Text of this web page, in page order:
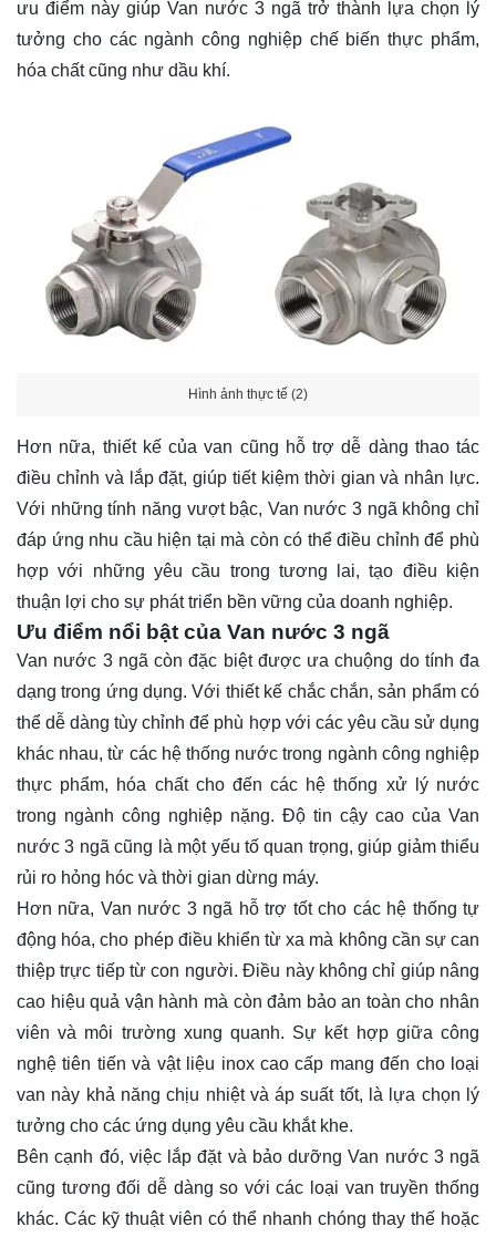
ưu điểm này giúp Van nước 3 ngã trở thành lựa chọn lý
tưởng cho các ngành công nghiệp chế biến thực phẩm,
hóa chất cũng như dầu khí.
Hình ảnh thực tế (2)
Hơn nữa, thiết kế của van cũng hỗ trợ dễ dàng thao tác
điều chỉnh và lắp đặt, giúp tiết kiệm thời gian và nhân lực.
Với những tính năng vượt bậc, Van nước 3 ngã không chỉ
đáp ứng nhu cầu hiện tại mà còn có thể điều chỉnh để phù
hợp với những yêu cầu trong tương lai, tạo điều kiện
thuận lợi cho sự phát triển bền vững của doanh nghiệp.
Ưu điểm nổi bật của Van nước 3 ngã
Van nước 3 ngã còn đặc biệt được ưa chuộng do tính đa
dạng trong ứng dụng. Với thiết kế chắc chắn, sản phẩm có
thể dễ dàng tùy chỉnh để phù hợp với các yêu cầu sử dụng
khác nhau, từ các hệ thống nước trong ngành công nghiệp
thực phẩm, hóa chất cho đến các hệ thống xử lý nước
trong ngành công nghiệp nặng. Độ tin cậy cao của Van
nước 3 ngã cũng là một yếu tố quan trọng, giúp giảm thiểu
rủi ro hỏng hóc và thời gian dừng máy.
Hơn nữa, Van nước 3 ngã hỗ trợ tốt cho các hệ thống tự
động hóa, cho phép điều khiển từ xa mà không cần sự can
thiệp trực tiếp từ con người. Điều này không chỉ giúp nâng
cao hiệu quả vận hành mà còn đảm bảo an toàn cho nhân
viên và môi trường xung quanh. Sự kết hợp giữa công
nghệ tiên tiến và vật liệu inox cao cấp mang đến cho loại
van này khả năng chịu nhiệt và áp suất tốt, là lựa chọn lý
tưởng cho các ứng dụng yêu cầu khắt khe.
Bên cạnh đó, việc lắp đặt và bảo dưỡng Van nước 3 ngã
cũng tương đối dễ dàng so với các loại van truyền thống
khác. Các kỹ thuật viên có thể nhanh chóng thay thế hoặc